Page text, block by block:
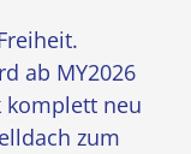
ab MY2026
komplett neu
zum